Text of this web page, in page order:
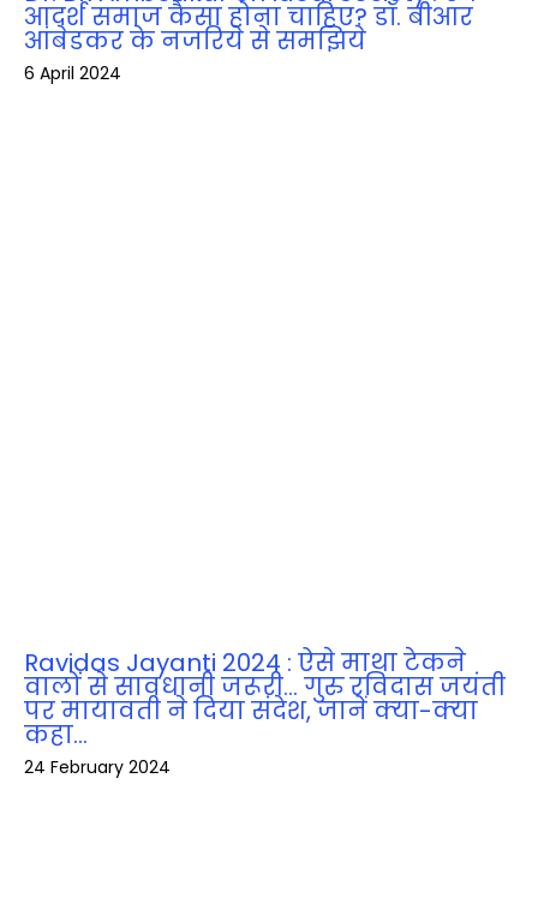
आदर्श समाज कैसा होना चाहिए? डॉ. बीआर
आंबेडकर के नजरिये से समझिये
6 April 2024
Ravidas Jayanti 2024 : ऐसे माथा टेकने
वालों से सावधानी जरूरी… गुरु रविदास जयंती
पर मायावती ने दिया संदेश, जानें क्‍या-क्‍या
कहा…
24 February 2024